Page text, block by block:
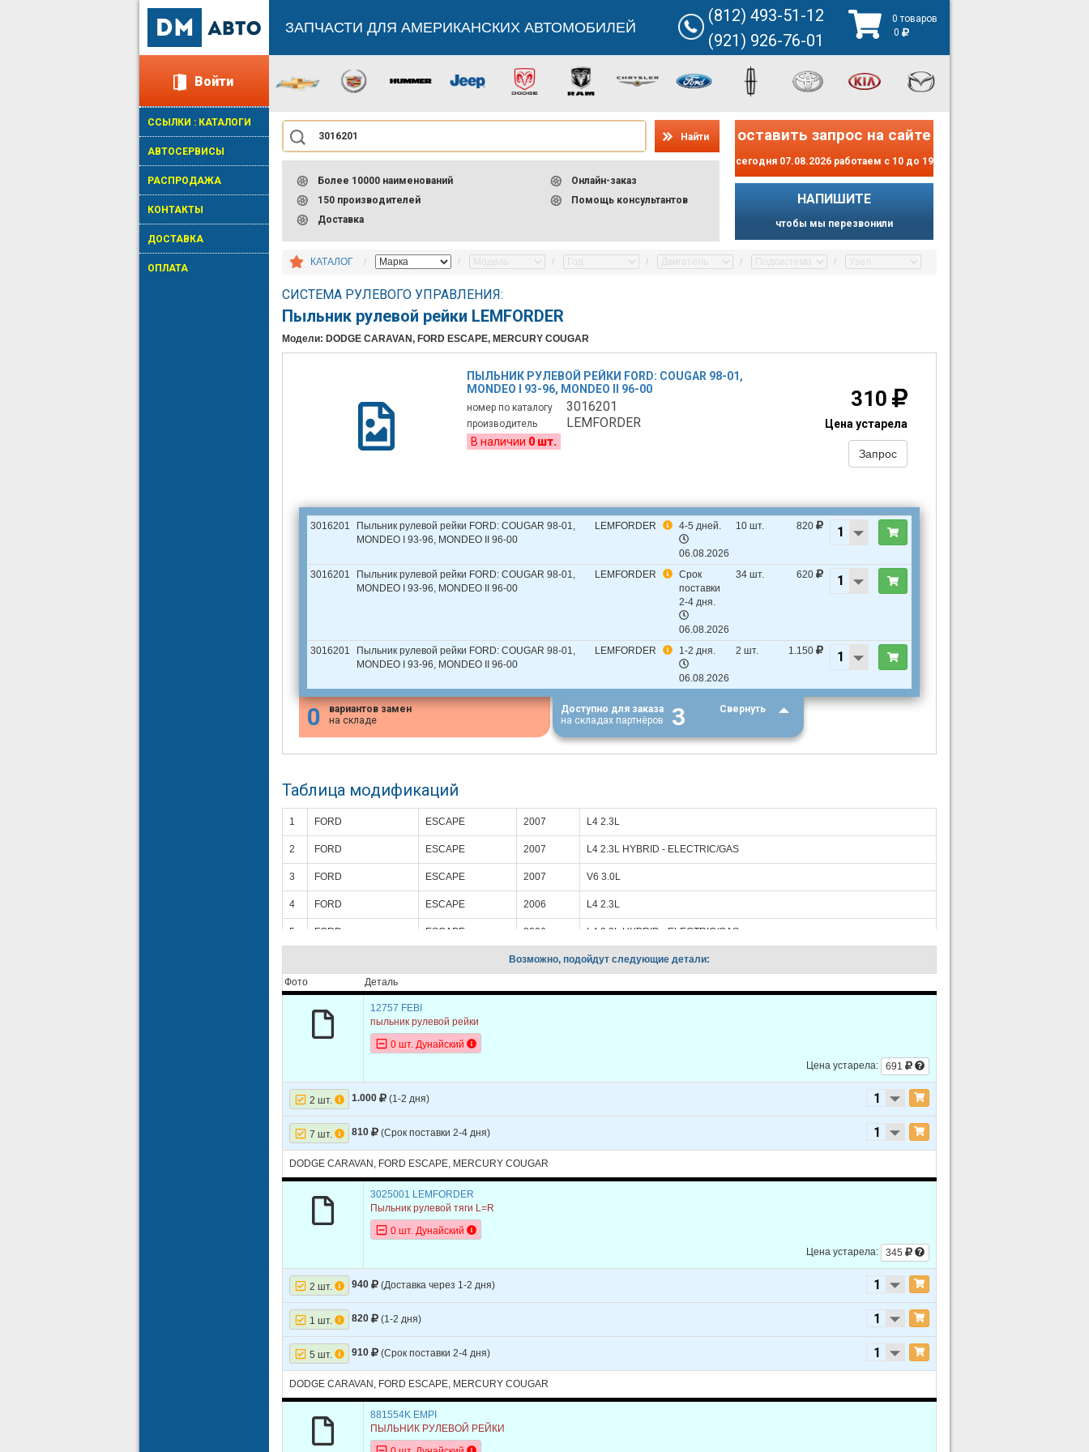
Войти
ССЫЛКИ : КАТАЛОГИ
АВТОСЕРВИСЫ
РАСПРОДАЖА
КОНТАКТЫ
ДОСТАВКА
ОПЛАТА
ЗАПЧАСТИ ДЛЯ АМЕРИКАНСКИХ АВТОМОБИЛЕЙ
(812) 493-51-12
(921) 926-76-01
0 товаров
0
Найти
Более 10000 наименований
150 производителей
Доставка
Онлайн-заказ
Помощь консультантов
оставить запрос на сайте
сегодня 07.08.2026 работаем с 10 до 19
НАПИШИТЕ
чтобы мы перезвонили
КАТАЛОГ
СИСТЕМА РУЛЕВОГО УПРАВЛЕНИЯ:
Пыльник рулевой рейки LEMFORDER
Модели: DODGE CARAVAN, FORD ESCAPE, MERCURY COUGAR
ПЫЛЬНИК РУЛЕВОЙ РЕЙКИ FORD: COUGAR 98-01,
MONDEO I 93-96, MONDEO II 96-00
номер по каталогу 3016201
производитель LEMFORDER
В наличии 0 шт.
310
Цена устарела
Запрос
3016201
Пыльник рулевой рейки FORD: COUGAR 98-01,
MONDEO I 93-96, MONDEO II 96-00
LEMFORDER 4-5 дней.
06.08.2026
10 шт. 820
3016201
Пыльник рулевой рейки FORD: COUGAR 98-01,
MONDEO I 93-96, MONDEO II 96-00
LEMFORDER
Срок
поставки
2-4 дня.
06.08.2026
34 шт. 620
3016201
Пыльник рулевой рейки FORD: COUGAR 98-01,
MONDEO I 93-96, MONDEO II 96-00
LEMFORDER 1-2 дня.
06.08.2026
2 шт. 1.150
0
вариантов замен
на складе
Доступно для заказа
на складах партнёров
3 Свернуть
Таблица модификаций
1 FORD ESCAPE 2007 L4 2.3L
2 FORD ESCAPE 2007 L4 2.3L HYBRID - ELECTRIC/GAS
3 FORD ESCAPE 2007 V6 3.0L
4 FORD ESCAPE 2006 L4 2.3L
5 FORD ESCAPE 2006 L4 2.3L HYBRID - ELECTRIC/GAS
2006 V6 3.0L
7
FORD ESCAPE
FORD ESCAPE
11 FORD ESCAPE
12 FORD
13 FORD ESCAPE 2003 V6 3.0L
14 FORD ESCAPE 2002 L4 2.0L
FORD ESCAPE
ESCAPE
18 MERCURY COUGAR
19 MERCURY
20 MERCURY
21 MERCURY COUGAR 2001 V6 2.5L
22 MERCURY COUGAR 2000 L4 2.0L
MERCURY COUGAR
Возможно, подойдут следующие детали:
Фото
Деталь
12757 FEBI
пыльник рулевой рейки
0 шт. Дунайский
Цена устарела:
691
2 шт. 1.000 (1-2 дня)
7 шт. 810 (Срок поставки 2-4 дня)
DODGE CARAVAN, FORD ESCAPE, MERCURY COUGAR
3025001 LEMFORDER
Пыльник рулевой тяги L=R
0 шт. Дунайский
Цена устарела:
345
2 шт. 940 (Доставка через 1-2 дня)
1 шт. 820 (1-2 дня)
5 шт. 910 (Срок поставки 2-4 дня)
DODGE CARAVAN, FORD ESCAPE, MERCURY COUGAR
881554K EMPI
ПЫЛЬНИК РУЛЕВОЙ РЕЙКИ